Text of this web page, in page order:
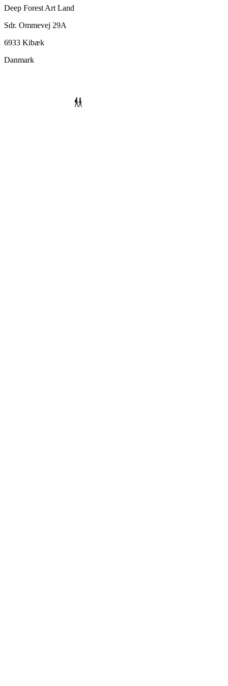
Deep Forest Art Land
Sdr. Ommevej 29A
6933 Kibæk
Danmark